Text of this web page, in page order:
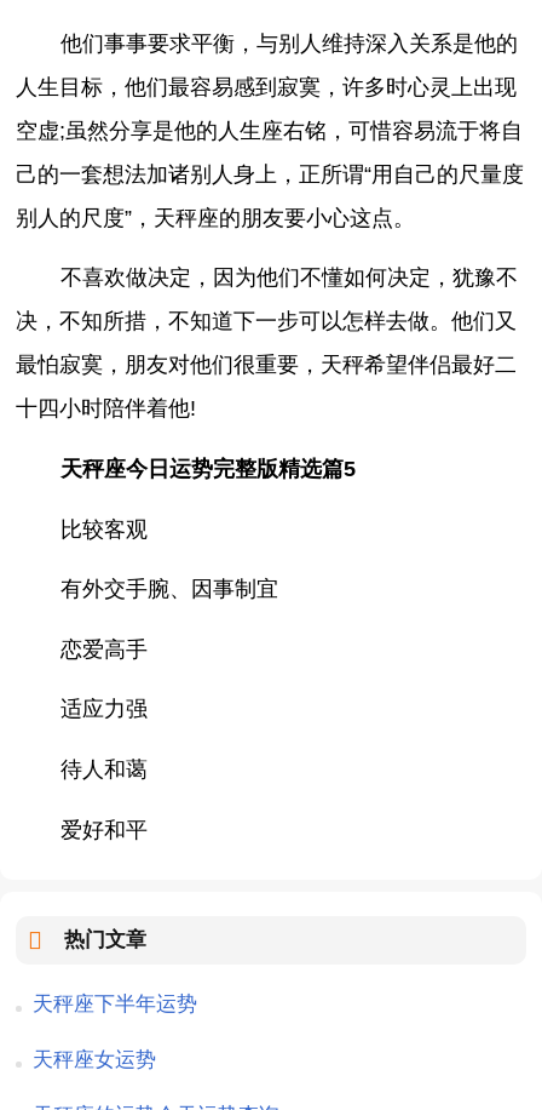
他们事事要求平衡，与别人维持深入关系是他的
人生目标，他们最容易感到寂寞，许多时心灵上出现
空虚;虽然分享是他的人生座右铭，可惜容易流于将自
己的一套想法加诸别人身上，正所谓“用自己的尺量度
别人的尺度”，天秤座的朋友要小心这点。
不喜欢做决定，因为他们不懂如何决定，犹豫不
决，不知所措，不知道下一步可以怎样去做。他们又
最怕寂寞，朋友对他们很重要，天秤希望伴侣最好二
十四小时陪伴着他!
天秤座今日运势完整版精选篇5
比较客观
有外交手腕、因事制宜
恋爱高手
适应力强
待人和蔼
爱好和平
热门文章
天秤座下半年运势
天秤座女运势